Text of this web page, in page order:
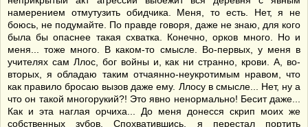
намерением отмутузить обидчика. Меня, то есть. Нет, я не
боюсь, не подумайте. По правде говоря, даже не знаю, для кого
была бы опаснее такая схватка. Конечно, орков много. Но и
меня... тоже много. В каком-то смысле. Во-первых, у меня в
учителях сам Ллос, бог войны и, как ни странно, крови. А, во-
вторых, я обладаю таким отчаянно-неукротимым нравом, что
как правило бросаю вызов даже ему. Ллосу в смысле... Нет, ну а
что он такой многорукий?! Это явно ненормально! Бесит даже...
Как и эта наглая орчиха... До меня донесся скрип моих же
собственных зубов. Спохватившись, я перестал портить